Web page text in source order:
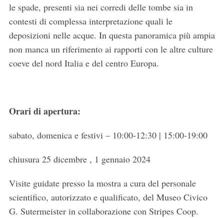
le spade, presenti sia nei corredi delle tombe sia in
contesti di complessa interpretazione quali le
deposizioni nelle acque. In questa panoramica più ampia
non manca un riferimento ai rapporti con le altre culture
coeve del nord Italia e del centro Europa.
Orari di apertura:
sabato, domenica e festivi – 10:00-12:30 | 15:00-19:00
chiusura 25 dicembre , 1 gennaio 2024
Visite guidate presso la mostra a cura del personale
scientifico, autorizzato e qualificato, del Museo Civico
G. Sutermeister in collaborazione con Stripes Coop.